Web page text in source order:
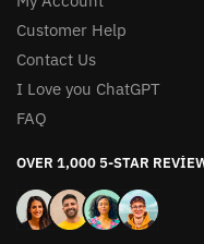
Customer Help
Contact Us
I Love you ChatGPT
FAQ
OVER 1,000 5-STAR